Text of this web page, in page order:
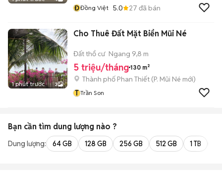
ĐĐồng Việt 5.0 27 đã bán
1 phút trước 3
Cho Thuê Đất Mặt Biển Mũi Né
Đất thổ cư Ngang 9,8 m
5 triệu/tháng 130 m²
Thành phố Phan Thiết (P. Mũi Né mới)
T Trần Son
Bạn cần tìm dung lượng nào ?
Dung lượng: 64 GB 128 GB 256 GB 512 GB 1 TB